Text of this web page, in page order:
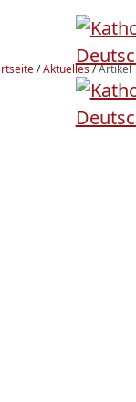
/Aktuelles/Artikel